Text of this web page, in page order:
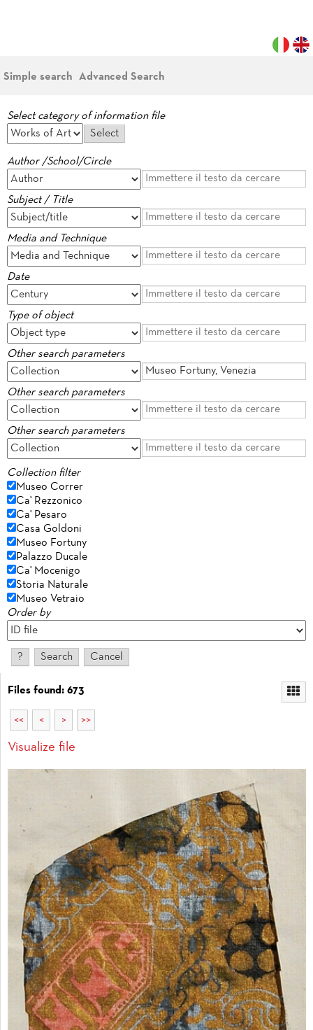
Simple search Advanced Search
Select category of information file
Author /School/Circle
Subject / Title
Media and Technique
Date
Type of object
Other search parameters
Other search parameters
Other search parameters
Collection filter
Museo Correr
Ca' Rezzonico
Ca' Pesaro
Casa Goldoni
Museo Fortuny
Palazzo Ducale
Ca' Mocenigo
Storia Naturale
Museo Vetraio
Order by
Files found: 673
<< < > >>
Visualize file